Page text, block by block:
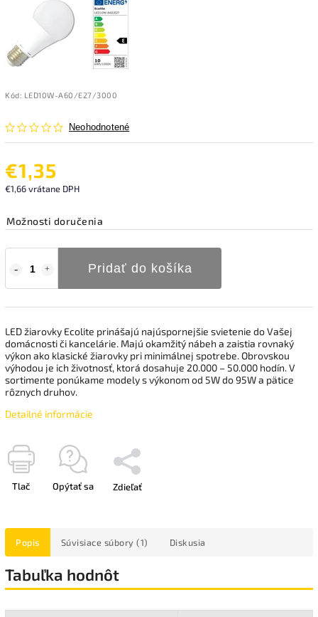
Kód: LED10W-A60/E27/3000
Neohodnotené
€1,35
€1,66 vrátane DPH
Možnosti doručenia
Pridať do košíka
LED žiarovky Ecolite prinášajú najúspornejšie svietenie do Vašej
domácnosti či kancelárie. Majú okamžitý nábeh a zaistia rovnaký
výkon ako klasické žiarovky pri minimálnej spotrebe. Obrovskou
výhodou je ich životnosť, ktorá dosahuje 20.000 – 50.000 hodín. V
sortimente ponúkame modely s výkonom od 5W do 95W a pätice
rôznych druhov.
Detailné informácie
Tlač Opýtať sa Zdieľať
Popis Súvisiace súbory (1) Diskusia
Tabuľka hodnôt